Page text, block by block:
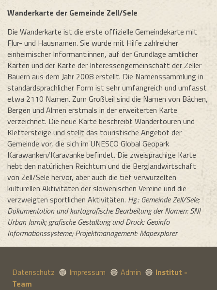
Wanderkarte der Gemeinde Zell/Sele
Die Wanderkarte ist die erste offizielle Gemeindekarte mit
Flur- und Hausnamen. Sie wurde mit Hilfe zahlreicher
einheimischer Informant:innen, auf der Grundlage amtlicher
Karten und der Karte der Interessengemeinschaft der Zeller
Bauern aus dem Jahr 2008 erstellt. Die Namenssammlung in
standardsprachlicher Form ist sehr umfangreich und umfasst
etwa 2110 Namen. Zum Großteil sind die Namen von Bächen,
Bergen und Almen erstmals in der erweiterten Karte
verzeichnet. Die neue Karte beschreibt Wandertouren und
Klettersteige und stellt das touristische Angebot der
Gemeinde vor, die sich im UNESCO Global Geopark
Karawanken/Karavanke befindet. Die zweisprachige Karte
hebt den natürlichen Reichtum und die Berglandwirtschaft
von Zell/Sele hervor, aber auch die tief verwurzelten
kulturellen Aktivitäten der slowenischen Vereine und die
verzweigten sportlichen Aktivitäten. Hg.: Gemeinde Zell/Sele;
Dokumentation und kartografische Bearbeitung der Namen: SNI
Urban Jarnik; grafische Gestaltung und Druck: Geoinfo
Informationssysteme; Projektmanagement: Mapexplorer
Datenschutz Impressum Admin
Institut -
Team